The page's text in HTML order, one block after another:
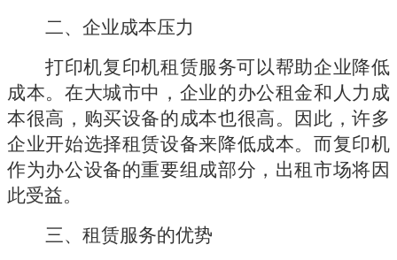
二、企业成本压力
打印机复印机租赁服务可以帮助企业降低
成本。在大城市中，企业的办公租金和人力成
本很高，购买设备的成本也很高。因此，许多
企业开始选择租赁设备来降低成本。而复印机
作为办公设备的重要组成部分，出租市场将因
此受益。
三、租赁服务的优势